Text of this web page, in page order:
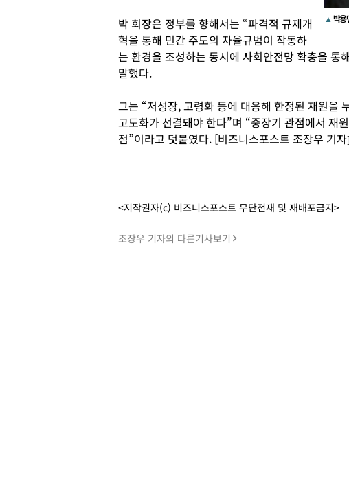
▲ 박용
박 회장은 정부를 향해서는 “파격적 규제개
혁을 통해 민간 주도의 자율규범이 작동하
는 환경을 조성하는 동시에 사회안전망 확충을 통
말했다.
그는 “저성장, 고령화 등에 대응해 한정된 재원을
고도화가 선결돼야 한다”며 “중장기 관점에서 재
점”이라고 덧붙였다. [비즈니스포스트 조장우 기
<저작권자(c) 비즈니스포스트 무단전재 및 재배포금지>
조장우 기자의 다른기사보기